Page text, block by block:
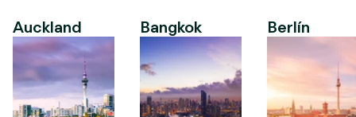
Auckland Bangkok Berlín